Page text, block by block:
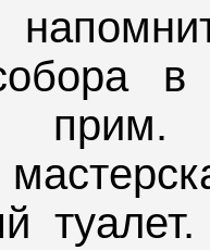
прим.